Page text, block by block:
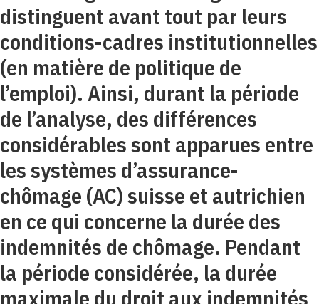
distinguent avant tout par leurs
conditions-cadres institutionnelles
(en matière de politique de
l’emploi). Ainsi, durant la période
de l’analyse, des différences
considérables sont apparues entre
les systèmes d’assurance-
chômage (AC) suisse et autrichien
en ce qui concerne la durée des
indemnités de chômage. Pendant
la période considérée, la durée
maximale du droit aux indemnités